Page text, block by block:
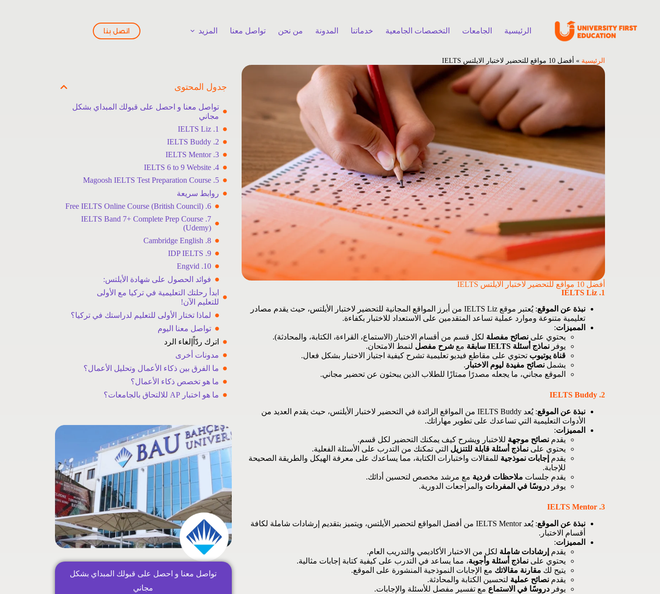
الرئيسية الجامعات التخصصات الجامعية خدماتنا المدونة من نحن تواصل معنا المزيد اتصل بنا
جدول المحتوى
تواصل معنا و احصل على قبولك المبداي بشكل
مجاني
1. IELTS Liz
2. IELTS Buddy
3. IELTS Mentor
4. IELTS 6 to 9 Website
5. Magoosh IELTS Test Preparation Course
روابط سريعة
6. Free IELTS Online Course (British Council)
7. IELTS Band 7+ Complete Prep Course
(Udemy)
8. Cambridge English
9. IDP IELTS
10. Engvid
فوائد الحصول على شهادة الأيلتس:
ابدأ رحلتك التعليمية في تركيا مع الأولى
للتعليم الآن!
لماذا تختار الأولى للتعليم لدراستك في تركيا؟
تواصل معنا اليوم
اترك ردّاًإلغاء الرد
مدونات أخرى
ما الفرق بين ذكاء الأعمال وتحليل الأعمال؟
ما هو تخصص ذكاء الأعمال؟
ما هو اختبار AP للالتحاق بالجامعات؟
تواصل معنا و احصل على قبولك المبداي بشكل
مجاني
الرئيسية » أفضل 10 مواقع للتحضير لاختبار الايلتس IELTS
أفضل 10 مواقع للتحضير لاختبار الايلتس IELTS
1.
IELTS Liz
نبذة عن الموقع
: يُعتبر موقع IELTS Liz من أبرز المواقع المجانية للتحضير لاختبار الأيلتس، حيث يقدم مصادر
تعليمية متنوعة وموارد عملية تساعد المتقدمين على الاستعداد للاختبار بكفاءة.
المميزات:
يحتوي علىنصائح مفصلة لكل قسم من أقسام الاختبار (الاستماع، القراءة، الكتابة، والمحادثة).
يوفرنماذج أسئلة IELTS سابقة معشرح مفصل لنمط الامتحان.
قناة يوتيوب تحتوي على مقاطع فيديو تعليمية تشرح كيفية اجتياز الاختبار بشكل فعال.
يشملنصائح مفيدة ليوم الاختبار .
الموقع مجاني، ما يجعله مصدرًا ممتازًا للطلاب الذين يبحثون عن تحضير مجاني.
2.
IELTS Buddy
نبذة عن الموقع
: يُعد IELTS Buddy من المواقع الرائدة في التحضير لاختبار الأيلتس، حيث يقدم العديد من
الأدوات التعليمية التي تساعدك على تطوير مهاراتك.
المميزات:
يقدمنصائح موجهة للاختبار ويشرح كيف يمكنك التحضير لكل قسم.
يحتوي علىنماذج أسئلة قابلة للتنزيل التي تمكنك من التدرب على الأسئلة الفعلية.
يقدم إجابات نموذجية للمقالات واختبارات الكتابة، مما يساعدك على معرفة الهيكل والطريقة الصحيحة
للإجابة.
يقدم جلسات ملاحظات فردية مع مرشد مخصص لتحسين أدائك.
يوفردروسًا في المفردات والمراجعات الدورية.
3.
IELTS Mentor
نبذة عن الموقع
: يُعد IELTS Mentor من أفضل المواقع لتحضير الأيلتس، ويتميز بتقديم إرشادات شاملة لكافة
أقسام الاختبار.
المميزات:
يقدم إرشادات شاملة لكل من الاختبار الأكاديمي والتدريب العام.
يحتوي علىنماذج أسئلة وأجوبة، مما يساعد في التدرب على كيفية كتابة إجابات مثالية.
يتيح لك مقارنة مقالاتك مع الإجابات النموذجية المنشورة على الموقع.
يقدمنصائح عملية لتحسين الكتابة والمحادثة.
يوفردروسًا في الاستماع مع تفسير مفصل للأسئلة والإجابات.